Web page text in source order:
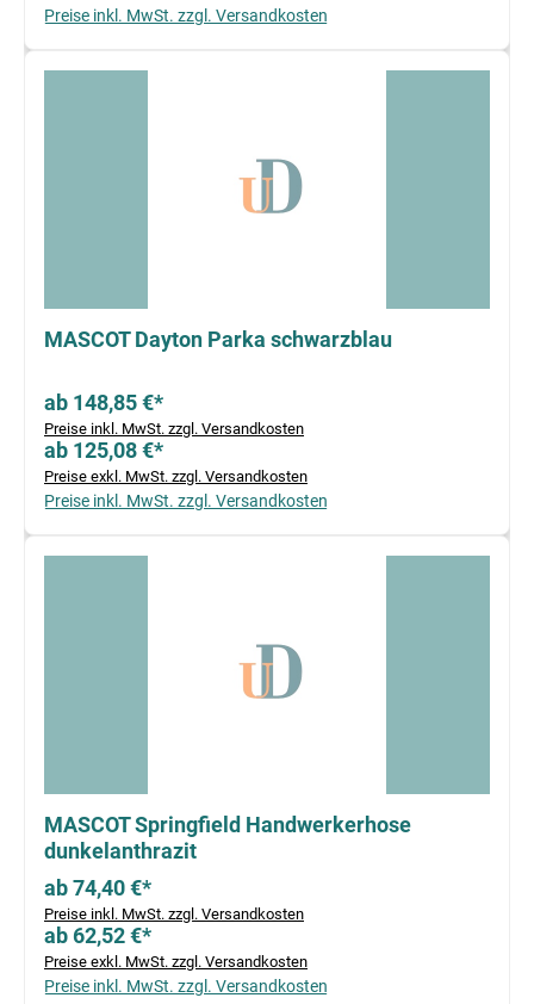
Preise inkl. MwSt. zzgl. Versandkosten
MASCOT Dayton Parka schwarzblau
ab 148,85 €*
Preise inkl. MwSt. zzgl. Versandkosten
ab 125,08 €*
Preise exkl. MwSt. zzgl. Versandkosten
Preise inkl. MwSt. zzgl. Versandkosten
MASCOT Springfield Handwerkerhose
dunkelanthrazit
ab 74,40 €*
Preise inkl. MwSt. zzgl. Versandkosten
ab 62,52 €*
Preise exkl. MwSt. zzgl. Versandkosten
Preise inkl. MwSt. zzgl. Versandkosten